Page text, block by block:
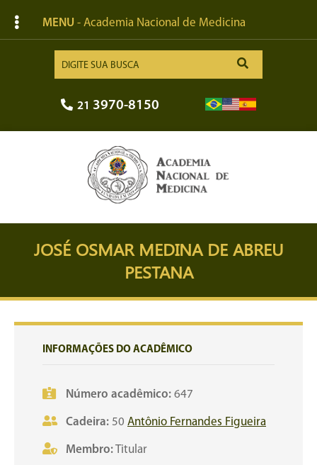
MENU - Academia Nacional de Medicina
21 3970-8150
JOSÉ OSMAR MEDINA DE ABREU
PESTANA
INFORMAÇÕES DO ACADÊMICO
Número acadêmico: 647
Cadeira: 50 Antônio Fernandes Figueira
Membro:Titular